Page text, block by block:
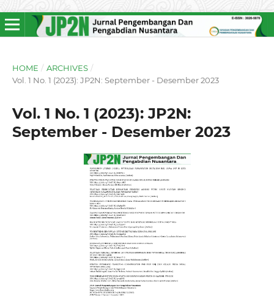
HOME / ARCHIVES /
Vol. 1 No. 1 (2023): JP2N: September - Desember 2023
Vol. 1 No. 1 (2023): JP2N:
September - Desember 2023